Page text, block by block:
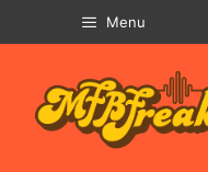
Menu